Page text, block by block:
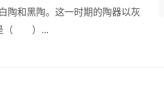
陶和黑陶。这一时期的陶器以灰
是（ ）...